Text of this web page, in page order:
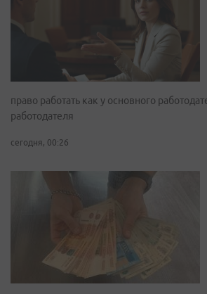
право работать как у основного
работодателя
сегодня, 00:26